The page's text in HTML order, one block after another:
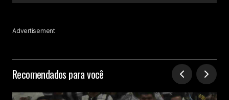
Advertisement
Recomendados para você